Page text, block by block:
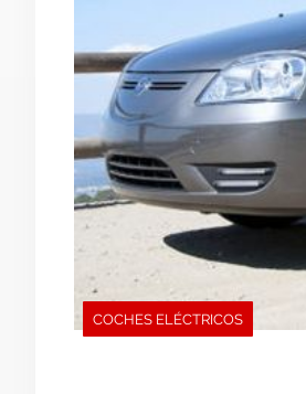
COCHES ELÉCTRICOS